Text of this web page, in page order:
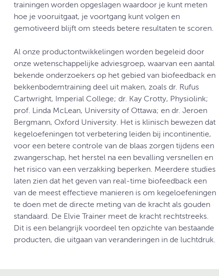
trainingen worden opgeslagen waardoor je kunt meten
hoe je vooruitgaat, je voortgang kunt volgen en
gemotiveerd blijft om steeds betere resultaten te scoren.
Al onze productontwikkelingen worden begeleid door
onze wetenschappelijke adviesgroep, waarvan een aantal
bekende onderzoekers op het gebied van biofeedback en
bekkenbodemtraining deel uit maken, zoals dr. Rufus
Cartwright, Imperial College; dr. Kay Crotty, Physiolink;
prof. Linda McLean, University of Ottawa; en dr. Jeroen
Bergmann, Oxford University. Het is klinisch bewezen dat
kegeloefeningen tot verbetering leiden bij incontinentie,
voor een betere controle van de blaas zorgen tijdens een
zwangerschap, het herstel na een bevalling versnellen en
het risico van een verzakking beperken. Meerdere studies
laten zien dat het geven van real-time biofeedback een
van de meest effectieve manieren is om kegeloefeningen
te doen met de directe meting van de kracht als gouden
standaard. De Elvie Trainer meet de kracht rechtstreeks.
Dit is een belangrijk voordeel ten opzichte van bestaande
producten, die uitgaan van veranderingen in de luchtdruk.